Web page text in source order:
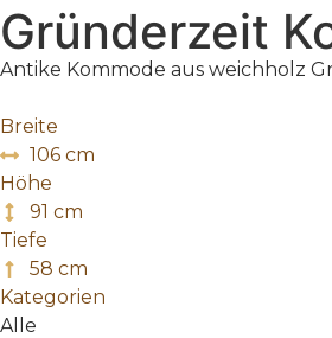
Gründerzeit
Antike Kommode aus weichholz
Breite
106 cm
Höhe
91 cm
Tiefe
58 cm
Kategorien
Alle